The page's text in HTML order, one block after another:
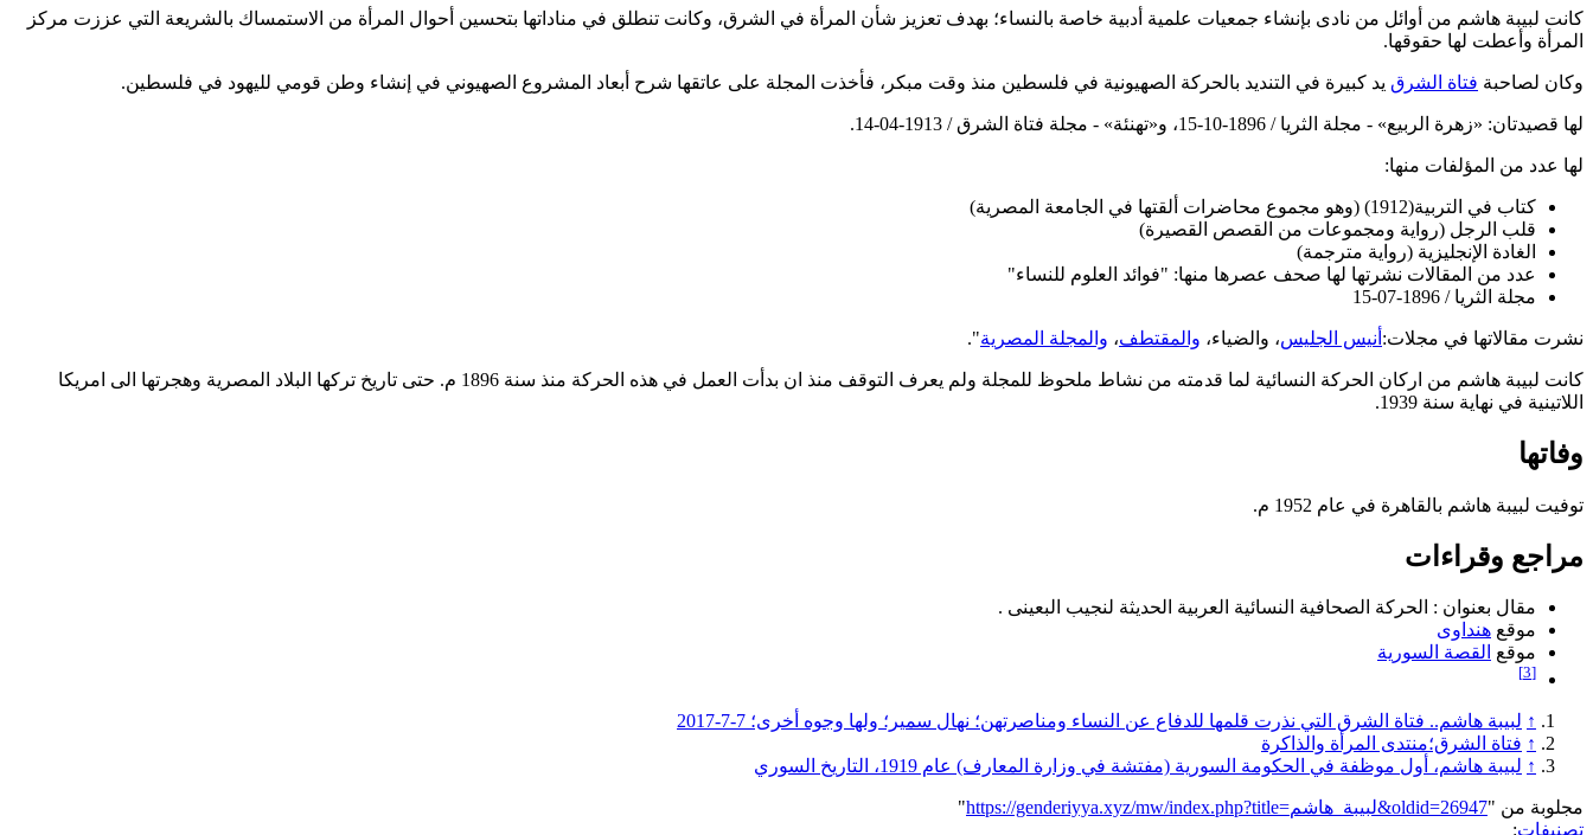
كانت لبيبة هاشم من أوائل من نادى بإنشاء جمعيات علمية أدبية خاصة بالنساء؛ بهدف تعزيز شأن المرأة في الشرق، وكانت تنطلق في مناداتها بتحسين أحوال المرأة من الاستمساك بالشريعة التي عززت مركز
المرأة وأعطت لها حقوقها.
وكان لصاحبة فتاة الشرق يد كبيرة في التنديد بالحركة الصهيونية في فلسطين منذ وقت مبكر، فأخذت المجلة على عاتقها شرح أبعاد المشروع الصهيوني في إنشاء وطن قومي لليهود في فلسطين.
لها قصيدتان: «زهرة الربيع» - مجلة الثريا / 1896-10-15، و«تهنئة» - مجلة فتاة الشرق / 1913-04-14.
لها عدد من المؤلفات منها:
كتاب في التربية(1912) (وهو مجموع محاضرات ألقتها في الجامعة المصرية)
قلب الرجل (رواية ومجموعات من القصص القصيرة)
الغادة الإنجليزية (رواية مترجمة)
عدد من المقالات نشرتها لها صحف عصرها منها: "فوائد العلوم للنساء"
مجلة الثريا / 1896-07-15
نشرت مقالاتها في مجلات: أنيس الجليس، والضياء، والمقتطف، والمجلة المصرية".
كانت لبيبة هاشم
من اركان الحركة النسائية لما قدمته من نشاط ملحوظ للمجلة ولم يعرف التوقف منذ ان بدأت العمل في هذه الحركة منذ سنة 1896 م. حتى تاريخ تركها البلاد المصرية وهجرتها الى امريكا
اللاتينية في نهاية سنة 1939.
وفاتها
توفيت لبيبة هاشم بالقاهرة في عام 1952 م.
مراجع وقراءات
مقال بعنوان : الحركة الصحافية النسائية العربية الحديثة لنجيب البعينى .
موقع هنداوى
موقع القصة السورية
[3]
↑ لبيبة هاشم.. فتاة الشرق التي نذرت قلمها للدفاع عن النساء ومناصرتهن؛ نهال سمير؛ ولها وجوه أخرى؛ 7-7-2017
↑ فتاة الشرق؛منتدى المرأة والذاكرة
↑ لبيبة هاشم، أول موظفة في الحكومة السورية (مفتشة في وزارة المعارف) عام 1919، التاريخ السوري
مجلوبة من "https://genderiyya.xyz/mw/index.php?title=لبيبة_هاشم&oldid=26947
"
تصنيفات: